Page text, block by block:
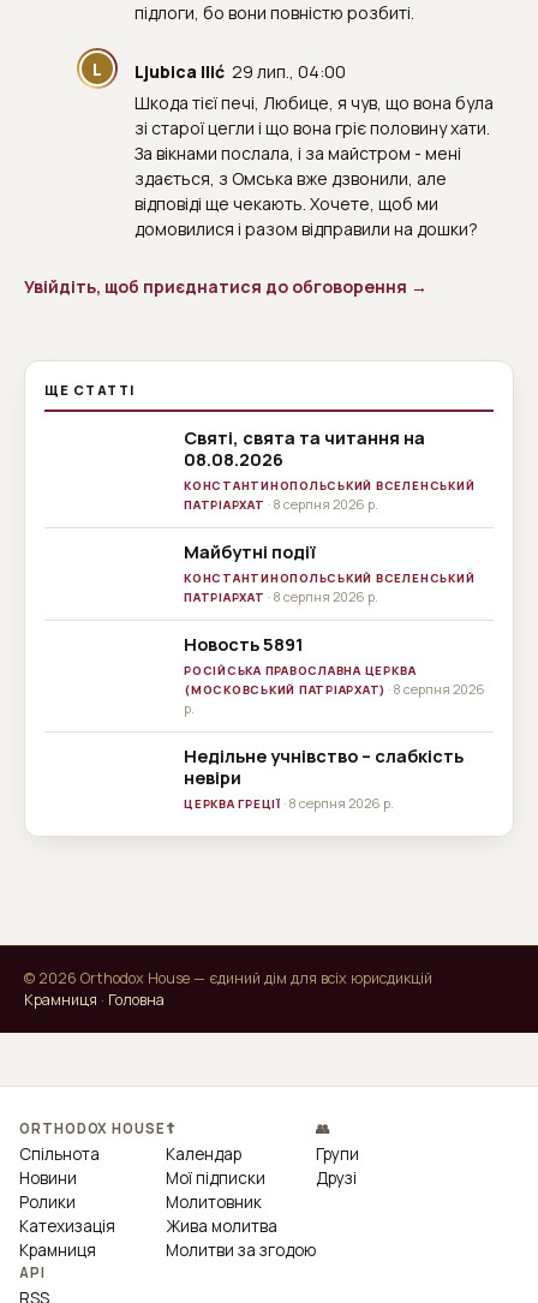
підлоги, бо вони повністю розбиті.
L Ljubica Ilić 29 лип., 04:00
Шкода тієї печі, Любице, я чув, що вона була
зі старої цегли і що вона гріє половину хати.
За вікнами послала, і за майстром - мені
здається, з Омська вже дзвонили, але
відповіді ще чекають. Хочете, щоб ми
домовилися і разом відправили на дошки?
Увійдіть, щоб приєднатися до обговорення →
ЩЕ СТАТТІ
Святі, свята та читання на
08.08.2026
КОНСТАНТИНОПОЛЬСЬКИЙ ВСЕЛЕНСЬКИЙ
ПАТРІАРХАТ · 8 серпня 2026 р.
Майбутні події
КОНСТАНТИНОПОЛЬСЬКИЙ ВСЕЛЕНСЬКИЙ
ПАТРІАРХАТ · 8 серпня 2026 р.
(МОСКОВСЬКИЙ
Новость 5891
РОСІЙСЬКА ПРАВОСЛАВНА ЦЕРКВА
(МОСКОВСЬКИЙ ПАТРІАРХАТ) · 8 серпня 2026
р.
Недільне учнівство – слабкість
невіри
ЦЕРКВА ГРЕЦІЇ · 8 серпня 2026 р.
© 2026 Orthodox House — єдиний дім для всіх юрисдикцій
Крамниця · Головна
ORTHODOX HOUSE
Спільнота
Новини
Ролики
Катехизація
Крамниця
☦
Календар
Мої підписки
Молитовник
Жива молитва
Молитви за згодою
👥
Групи
Друзі
API
RSS